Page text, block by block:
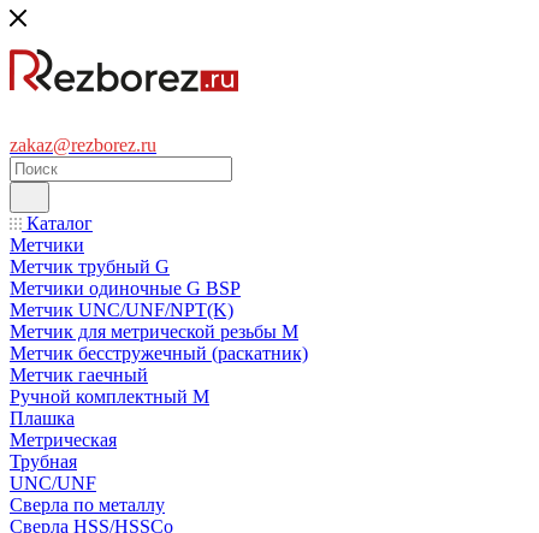
zakaz@rezborez.ru
Каталог
Метчики
Метчик трубный G
Метчики одиночные G BSP
Метчик UNC/UNF/NPT(K)
Метчик для метрической резьбы M
Метчик бесстружечный (раскатник)
Метчик гаечный
Ручной комплектный M
Плашка
Метрическая
Трубная
UNC/UNF
Сверла по металлу
Сверла HSS/HSSCo